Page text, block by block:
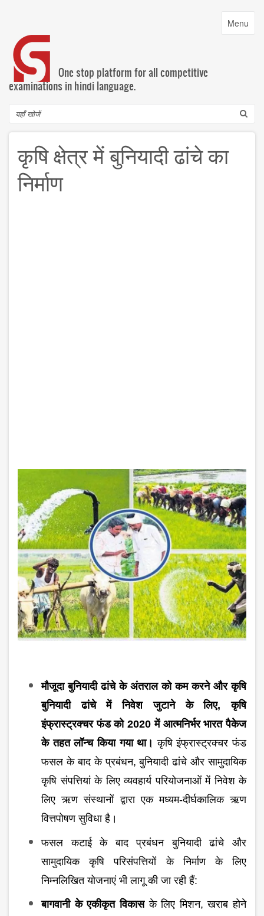
content
Toggle
Menu
One stop platform for all competitive
examinations in hindi language.
Search
कृषि क्षेत्र में बुनियादी ढांचे का
निर्माण
मौजूदा बुनियादी ढांचे के अंतराल को कम करने और कृषि
बुनियादी ढांचे में निवेश जुटाने के लिए, कृषि
इंफ्रास्ट्रक्चर फंड को 2020 में आत्मनिर्भर भारत पैकेज
के तहत लॉन्च किया गया था। कृषि इंफ्रास्ट्रक्चर फंड
फसल के बाद के प्रबंधन, बुनियादी ढांचे और सामुदायिक
कृषि संपत्तियां के लिए व्यवहार्य परियोजनाओं में निवेश के
लिए ऋण संस्थानों द्वारा एक मध्यम-दीर्घकालिक ऋण
वित्तपोषण सुविधा है।
फसल कटाई के बाद प्रबंधन बुनियादी ढांचे और
सामुदायिक कृषि परिसंपत्तियों के निर्माण के लिए
निम्नलिखित योजनाएं भी लागू की जा रही हैं:
बागवानी के एकीकृत विकासके लिए मिशन, खराब होने